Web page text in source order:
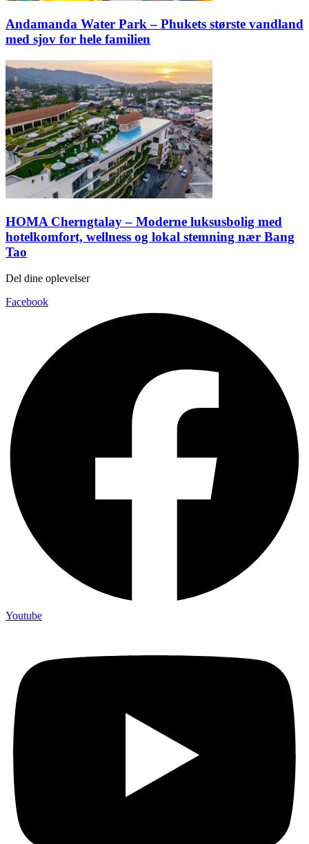
Andamanda Water Park – Phukets største vandland
med sjov for hele familien
HOMA Cherngtalay – Moderne luksusbolig med
hotelkomfort, wellness og lokal stemning nær Bang
Tao
Del dine oplevelser
Facebook
Youtube